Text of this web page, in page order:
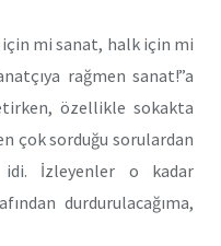
için mi sanat, halk için mi
rağmen sanat!”a
özellikle sokakta
çok sorduğu sorulardan
İzleyenler o kadar
durdurulacağıma,